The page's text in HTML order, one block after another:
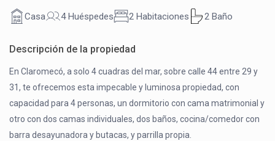
Casa 4 Huéspedes 2 Habitaciones 2 Baño
Descripción de la propiedad
En Claromecó, a solo 4 cuadras del mar, sobre calle 44 entre 29 y
31, te ofrecemos esta impecable y luminosa propiedad, con
capacidad para 4 personas, un dormitorio con cama matrimonial y
otro con dos camas individuales, dos baños, cocina/comedor con
barra desayunadora y butacas, y parrilla propia.